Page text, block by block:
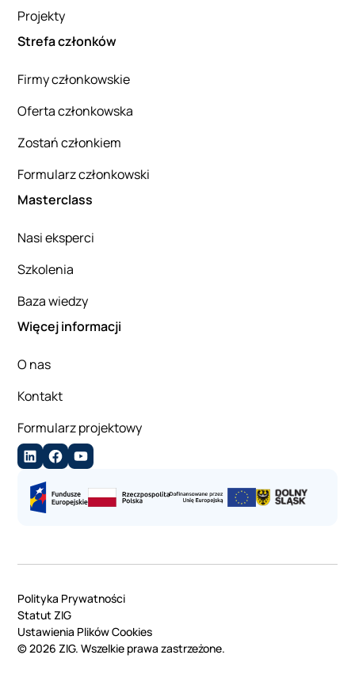
Projekty
Strefa członków
Firmy członkowskie
Oferta członkowska
Zostań członkiem
Formularz członkowski
Masterclass
Nasi eksperci
Szkolenia
Baza wiedzy
Więcej informacji
O nas
Kontakt
Formularz projektowy
Polityka Prywatności
Statut ZIG
Ustawienia Plików Cookies
©2026 ZIG. Wszelkie prawa zastrzeżone.